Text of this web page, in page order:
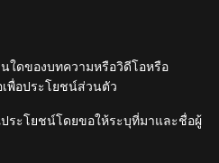
ใดของบทความหรือวิดีโอหรือ
พื่อประโยชน์ส่วนตัว
ระโยชน์โดยขอให้ระบุที่มาและชื่อผู้